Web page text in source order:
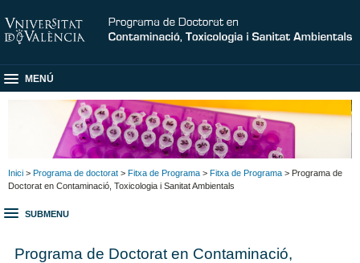
MENÚ
Inici > Programa de doctorat > Fitxa de Programa > Fitxa de Programa > Programa de
Doctorat en Contaminació, Toxicologia i Sanitat Ambientals
SUBMENU
Programa de Doctorat en Contaminació,